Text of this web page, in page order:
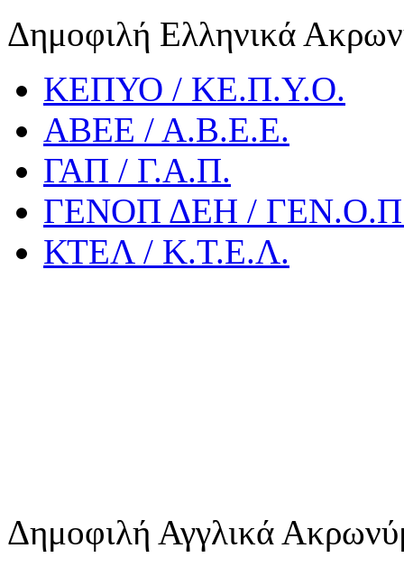
Δημοφιλή Ελληνικά
ΚΕΠΥΟ / ΚΕ.Π.Υ.Ο.
ΑΒΕΕ / Α.Β.Ε.Ε.
ΓΑΠ / Γ.Α.Π.
ΓΕΝΟΠ ΔΕΗ /
ΚΤΕΛ / Κ.Τ.Ε.Λ.
Δημοφιλή Αγγλικά